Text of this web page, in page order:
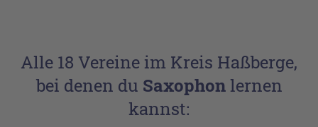
Alle 18 Vereine im Kreis Haßberge,
bei denen du Saxophonlernen
kannst: